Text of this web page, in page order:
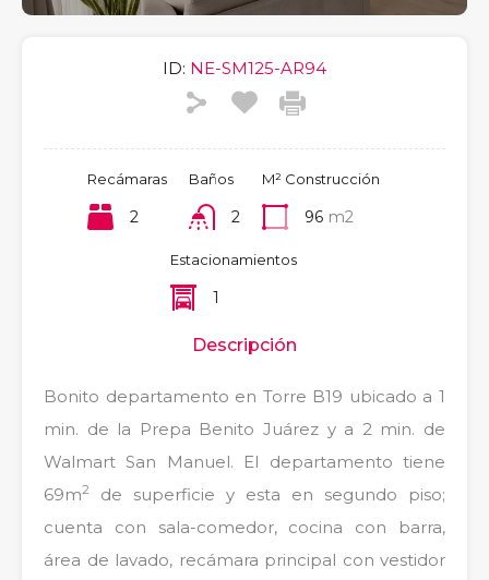
ID: NE-SM125-AR94
Recámaras
2
Baños
2
M² Construcción
96 m2
Estacionamientos
1
Descripción
Bonito departamento en Torre B19 ubicado a 1
min. de la Prepa Benito Juárez y a 2 min. de
Walmart San Manuel. El departamento tiene
69m2
de superficie y esta en segundo piso;
cuenta con sala-comedor, cocina con barra,
área de lavado, recámara principal con vestidor